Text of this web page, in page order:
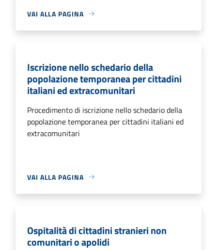
VAI ALLA PAGINA
Iscrizione nello schedario della
popolazione temporanea per cittadini
italiani ed extracomunitari
Procedimento di iscrizione nello schedario della
popolazione temporanea per cittadini italiani ed
extracomunitari
VAI ALLA PAGINA
Ospitalità di cittadini stranieri non
comunitari o apolidi